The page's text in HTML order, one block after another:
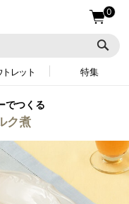
0
トレット 特集
でつくる
ク煮